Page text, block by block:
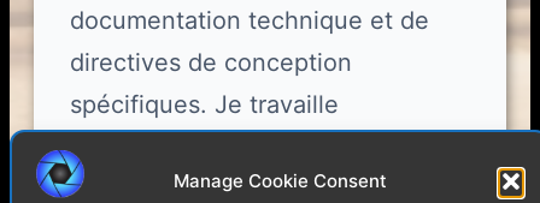
Manage Cookie Consent
documentation technique et de
directives de conception
spécifiques. Je travaille
principalement en modèle white
label, en tant que support de